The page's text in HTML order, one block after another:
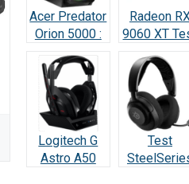
Acer Predator
Orion 5000 :
Test Complet
RTX 5070
(2026)
Radeon
9060 XT
Avis 2026 : la
meilleure
carte à 498 €
?
Logitech G
Astro A50
Test